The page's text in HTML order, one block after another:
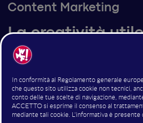
Content Marketing
La creatività
progettare
video utili,
budget, dai
con il giusto
creativo.